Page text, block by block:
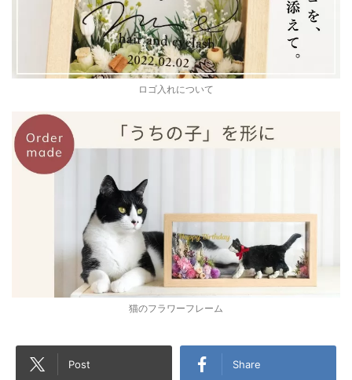
ロゴ入れについて
猫のフラワーフレーム
Post Share